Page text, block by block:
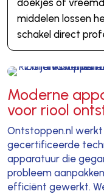
doekjes of
middelen lossen
schakel direct
Moderne
voor riool
Ontstoppen.nl werkt
gecertificeerde
apparatuur die
probleem
efficiënt gewerkt.